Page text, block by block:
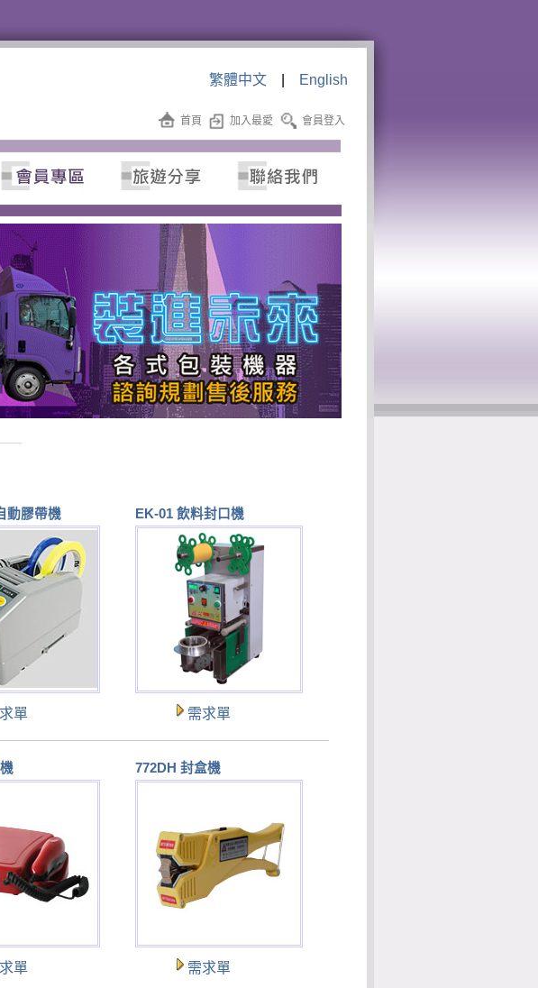
繁體中文| English
首頁 加入最愛 會員登入
動膠帶機
單
EK-01 飲料封口機
需求單
單
772DH 封盒機
需求單